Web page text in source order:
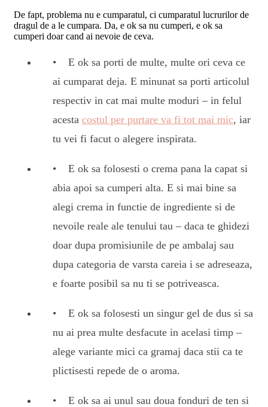
De fapt, problema nu e cumparatul, ci cumparatul lucrurilor de
dragul de a le cumpara. Da, e ok sa nu cumperi, e ok sa
cumperi doar cand ai nevoie de ceva.
E ok sa porti de multe, multe ori ceva ce
ai cumparat deja. E minunat sa porti articolul
respectiv in cat mai multe moduri – in felul
acesta costul per purtare va fi tot mai mic, iar
tu vei fi facut o alegere inspirata.
E ok sa folosesti o crema pana la capat si
abia apoi sa cumperi alta. E si mai bine sa
alegi crema in functie de ingrediente si de
nevoile reale ale tenului tau – daca te ghidezi
doar dupa promisiunile de pe ambalaj sau
dupa categoria de varsta careia i se adreseaza,
e foarte posibil sa nu ti se potriveasca.
E ok sa folosesti un singur gel de dus si sa
nu ai prea multe desfacute in acelasi timp –
alege variante mici ca gramaj daca stii ca te
plictisesti repede de o aroma.
E ok sa ai unul sau doua fonduri de ten si